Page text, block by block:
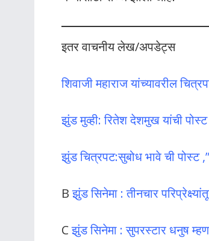
इतर वाचनीय लेख/अपडेट्स
शिवाजी महाराज यांच्यावरील
झुंड मुव्ही: रितेश देशमुख यांची पोस्ट
झुंड चित्रपट:सुबोध भावे ची पोस्ट
Bझुंड सिनेमा : तीनचार
Cझुंड सिनेमा : सुपरस्टार धनुष